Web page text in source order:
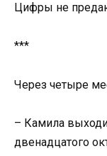
Цифры не
***
Через четыре
– Камила
двенадцатого